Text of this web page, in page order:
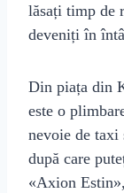
lăsați timp de
deveniți în
Din piața din
este o
nevoie de taxi
după care
«Axion